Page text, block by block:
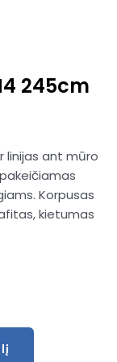
245cm
linijas ant mūro
Korpusas
kietumas